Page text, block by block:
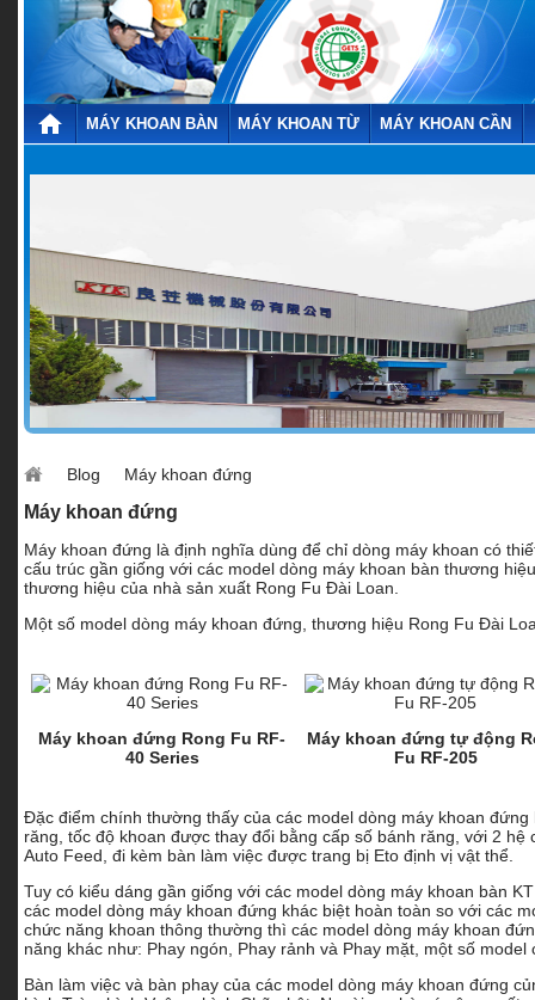
MÁY KHOAN BÀN MÁY KHOAN TỪ MÁY KHOAN CẦN
Blog Máy khoan đứng
Máy khoan đứng
Máy khoan đứng là định nghĩa dùng để chỉ dòng máy khoan có
cấu trúc gần giống với các model dòng máy khoan bàn thương
thương hiệu của nhà sản xuất Rong Fu Đài Loan.
Một số model dòng máy khoan đứng, thương hiệu Rong Fu Đài
Máy khoan đứng Rong Fu RF-
40 Series
Máy khoan đứng tự động
Fu RF-205
Đặc điểm chính thường thấy của các model dòng máy khoan
răng, tốc độ khoan được thay đổi bằng cấp số bánh răng, với 2
Auto Feed, đi kèm bàn làm việc được trang bị Eto định vị vật thể.
Tuy có kiểu dáng gần giống với các model dòng máy khoan bàn
các model dòng máy khoan đứng khác biệt hoàn toàn so với các
chức năng khoan thông thường thì các model dòng máy khoan
năng khác như: Phay ngón, Phay rảnh và Phay mặt, một số model
Bàn làm việc và bàn phay của các model dòng máy khoan đứng